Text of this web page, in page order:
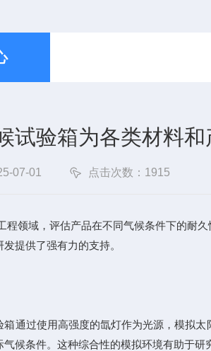
试验箱为各类材料
07-01 点击次数：1915
域，评估产品在不同气候条件下的耐久
提供了强有力的支持。
箱通过使用高强度的氙灯作为光源，模拟
气候条件。这种综合性的模拟环境有助于